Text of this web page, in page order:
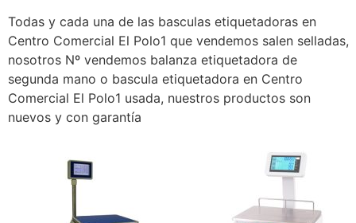
Todas y cada una de las basculas etiquetadoras en
Centro Comercial El Polo1 que vendemos salen selladas,
nosotros Nº vendemos balanza etiquetadora de
segunda mano o bascula etiquetadora en Centro
Comercial El Polo1 usada, nuestros productos son
nuevos y con garantía